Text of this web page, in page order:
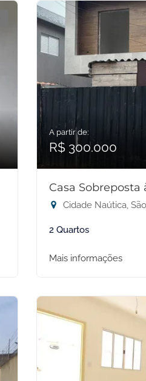
A partir de:
R$ 300.000
Casa
Cidade Naútica,
2 Quartos
Mais informações